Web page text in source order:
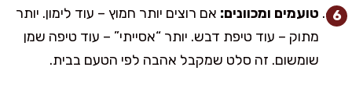
טועמים ומכוונים: אם רוצים יותר חמוץ – עוד לימון. יותר
מתוק – עוד טיפת דבש. יותר “אסייתי” – עוד טיפה שמן
שומשום. זה סלט שמקבל אהבה לפי הטעם בבית.